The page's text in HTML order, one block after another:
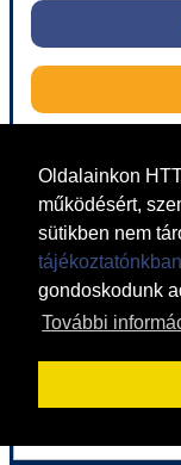
Oldalainkon
működésért,
sütikben nem
tájékoztatónkban
gondoskodunk
További